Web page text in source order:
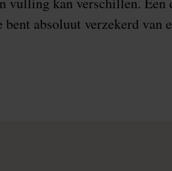
bent absoluut verzekerd van